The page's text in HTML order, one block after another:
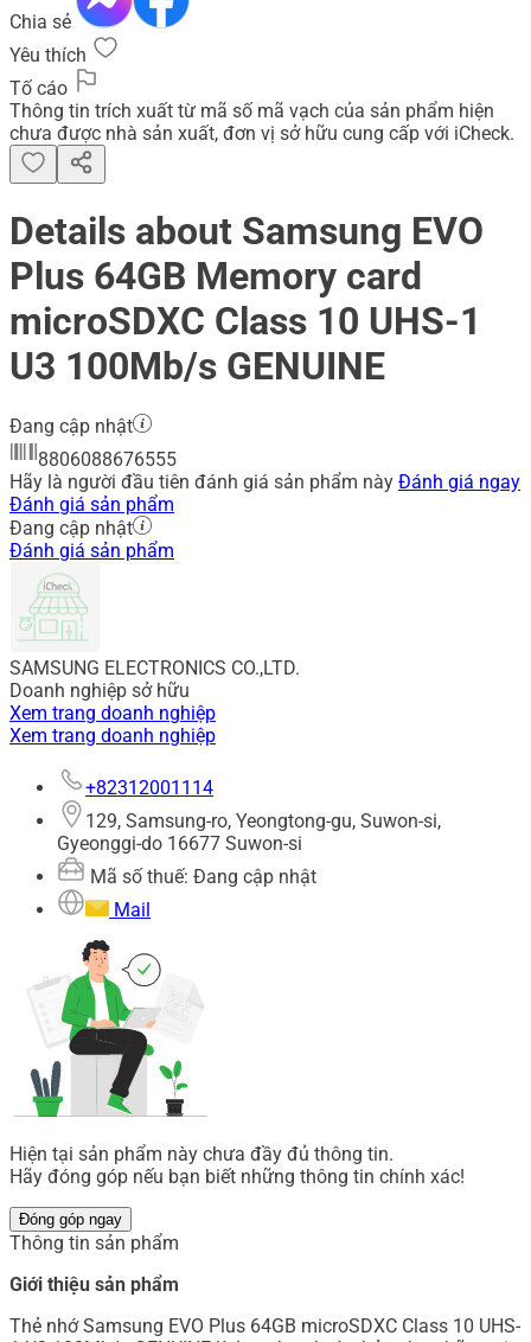
Chia sẻ
Yêu thích
Tố cáo
Thông tin trích xuất từ mã số mã vạch của sản phẩm hiện
chưa được nhà sản xuất, đơn vị sở hữu cung cấp với iCheck.
Details about Samsung EVO
Plus 64GB Memory card
microSDXC Class 10 UHS-1
U3 100Mb/s GENUINE
Đang cập nhật
8806088676555
Hãy là người đầu tiên đánh giá sản phẩm này Đánh giá ngay
Đánh giá sản phẩm
Đang cập nhật
Đánh giá sản phẩm
SAMSUNG ELECTRONICS CO.,LTD.
Doanh nghiệp sở hữu
Xem trang doanh nghiệp
Xem trang doanh nghiệp
+82312001114
129, Samsung-ro, Yeongtong-gu, Suwon-si,
Gyeonggi-do 16677 Suwon-si
Mã số thuế: Đang cập nhật
Mail
Hiện tại sản phẩm này chưa đầy đủ thông tin.
Hãy đóng góp nếu bạn biết những thông tin chính xác!
Đóng góp ngay
Thông tin sản phẩm
Giới thiệu sản phẩm
Thẻ nhớ Samsung EVO Plus 64GB microSDXC Class 10 UHS-